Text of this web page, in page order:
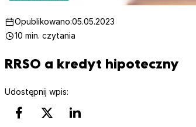
Opublikowano:05.05.2023
10 min. czytania
RRSO a kredyt hipoteczny
Udostępnij wpis: